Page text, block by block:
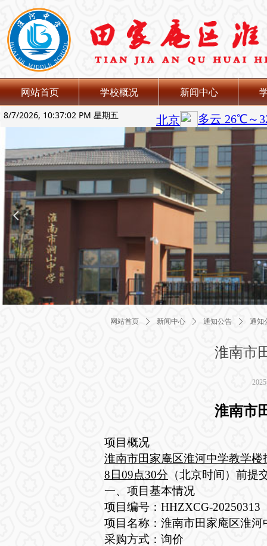
8/7/2026, 10:37:03 PM 星期五
网站首页 学校概况 新闻中心
넳
淮南市
网站首页 ꄲ 新闻中心 ꄲ 通知公告 ꄲ 通知
淮南市
项目概况
淮南市田家庵区淮河中学教学楼
8日09点30分 （北京时间）前提
一、项目基本情况
项目编号： HHZXCG-
项目名称：淮南市田家庵区淮河
采购方式： 询价